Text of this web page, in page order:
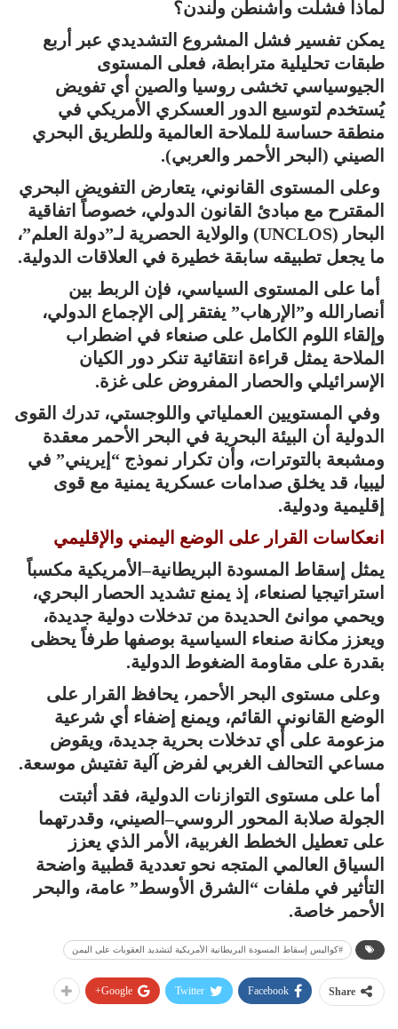
لماذا فشلت واشنطن ولندن؟
يمكن تفسير فشل المشروع التشديدي عبر أربع
طبقات تحليلية مترابطة، فعلى المستوى
الجيوسياسي تخشى روسيا والصين أي تفويض
يُستخدم لتوسيع الدور العسكري الأمريكي في
منطقة حساسة للملاحة العالمية وللطريق البحري
الصيني (البحر الأحمر والعربي).
وعلى المستوى القانوني، يتعارض التفويض البحري
المقترح مع مبادئ القانون الدولي، خصوصاً اتفاقية
البحار (UNCLOS) والولاية الحصرية لـ”دولة العلم”،
ما يجعل تطبيقه سابقة خطيرة في العلاقات الدولية.
أما على المستوى السياسي، فإن الربط بين
أنصارالله و”الإرهاب” يفتقر إلى الإجماع الدولي،
وإلقاء اللوم الكامل على صنعاء في اضطراب
الملاحة يمثل قراءة انتقائية تنكر دور الكيان
الإسرائيلي والحصار المفروض على غزة.
وفي المستويين العملياتي واللوجستي، تدرك القوى
الدولية أن البيئة البحرية في البحر الأحمر معقدة
ومشبعة بالتوترات، وأن تكرار نموذج “إيريني” في
ليبيا، قد يخلق صدامات عسكرية يمنية مع قوى
إقليمية ودولية.
انعكاسات القرار على الوضع اليمني والإقليمي
يمثل إسقاط المسودة البريطانية–الأمريكية مكسباً
استراتيجيا لصنعاء، إذ يمنع تشديد الحصار البحري،
ويحمي موانئ الحديدة من تدخلات دولية جديدة،
ويعزز مكانة صنعاء السياسية بوصفها طرفاً يحظى
بقدرة على مقاومة الضغوط الدولية.
وعلى مستوى البحر الأحمر، يحافظ القرار على
الوضع القانوني القائم، ويمنع إضفاء أي شرعية
مزعومة على أي تدخلات بحرية جديدة، ويقوض
مساعي التحالف الغربي لفرض آلية تفتيش موسعة.
أما على مستوى التوازنات الدولية، فقد أثبتت
الجولة صلابة المحور الروسي–الصيني، وقدرتهما
على تعطيل الخطط الغربية، الأمر الذي يعزز
السياق العالمي المتجه نحو تعددية قطبية واضحة
التأثير في ملفات “الشرق الأوسط” عامة، والبحر
الأحمر خاصة.
#كواليس إسقاط المسودة البريطانية الأمريكية لتشديد العقوبات على اليمن
Share
Facebook
Twitter
Google+